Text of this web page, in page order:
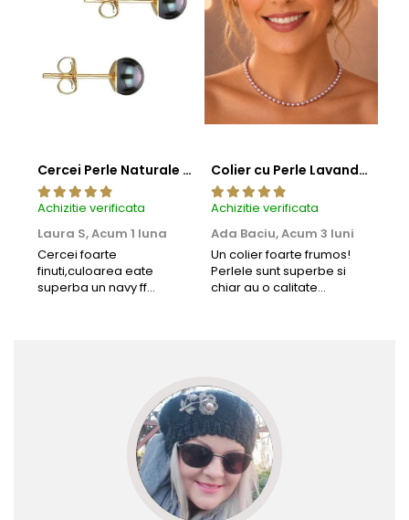
Cercei Perle Naturale Negre 5-6 mm, Buton AAA, Aur 14K (aur 585), Tip Șurub | KASKADDA®
Achizitie verificata
Laura S,Acum 1 luna
Cercei foarte
finuti,culoarea eate
superba un navy ff
Colier cu Perle Lavanda la Baza Gatului, de 4-5 mm, Perle Rare, Calitate AAA+, Aur 14K | KASKADDA®
Achizitie verificata
Ada Baciu,Acum 3 luni
Un colier foarte frumos!
Perlele sunt superbe si
chiar au o calitate